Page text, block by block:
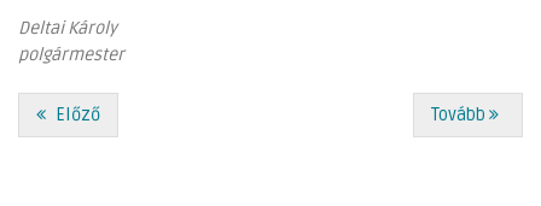
Deltai Károly
polgármester
Előző Tovább